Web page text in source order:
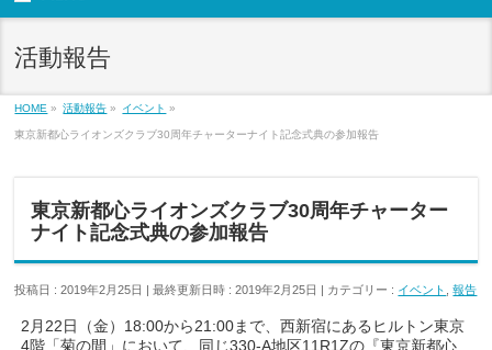
活動報告
HOME » 活動報告 » イベント »
東京新都心ライオンズクラブ30周年チャーターナイト記念式典の参加報告
東京新都心ライオンズクラブ30周年チャーター
ナイト記念式典の参加報告
投稿日 : 2019年2月25日 最終更新日時 : 2019年2月25日 カテゴリー : イベント ,報告
2月22日（金）18:00から21:00まで、西新宿にあるヒルトン東京
4階「菊の間」において、同じ330-A地区11R1Zの『東京新都心